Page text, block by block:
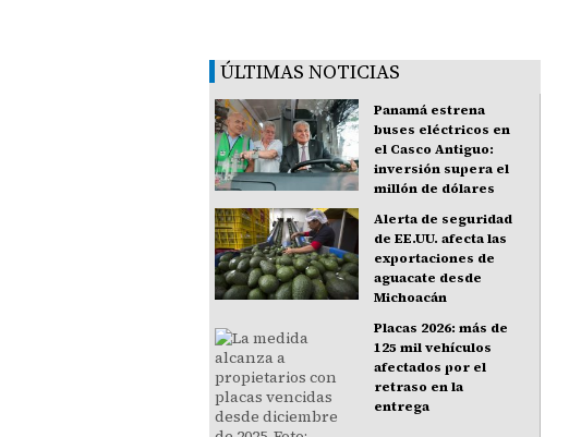
ÚLTIMAS NOTICIAS
Panamá estrena
buses eléctricos en
el Casco Antiguo:
inversión supera el
millón de dólares
Alerta de seguridad
de EE.UU. afecta las
exportaciones de
aguacate desde
Michoacán
Placas 2026: más de
125 mil vehículos
afectados por el
retraso en la
entrega